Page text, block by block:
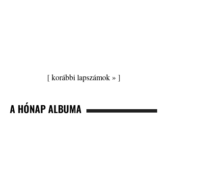
[korábbi lapszámok » ]
A HÓNAP ALBUMA